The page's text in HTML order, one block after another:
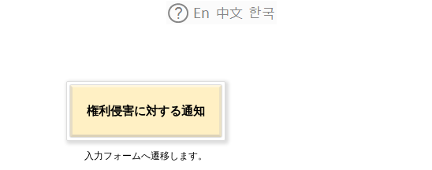
権利侵害に対する通知
入力フォームへ遷移します。